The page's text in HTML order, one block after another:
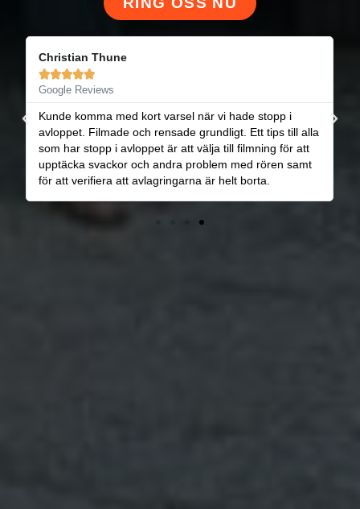
Niklas Archibald

Google Reviews
Mycket bra service. Väldigt trevligt bemötande, snabb
och med bra priser. Kan varmt rekommenderas.